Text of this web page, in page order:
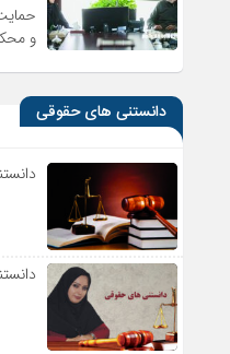
و
دانستنی های حقوقی